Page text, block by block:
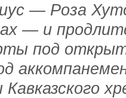
— Роза
— и
под